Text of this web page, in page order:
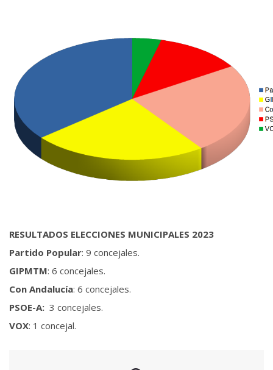
RESULTADOS ELECCIONES MUNICIPALES 2023
Partido Popular: 9 concejales.
GIPMTM: 6 concejales.
Con Andalucía: 6 concejales.
PSOE-A: 3 concejales.
VOX: 1 concejal.